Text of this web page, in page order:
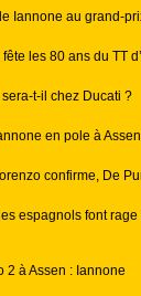
Iannone au grand-
les 80 ans du TT
sera-t-il chez Ducati ?
en pole à
confirme, De
espagnols font
2 à Assen : Iannone